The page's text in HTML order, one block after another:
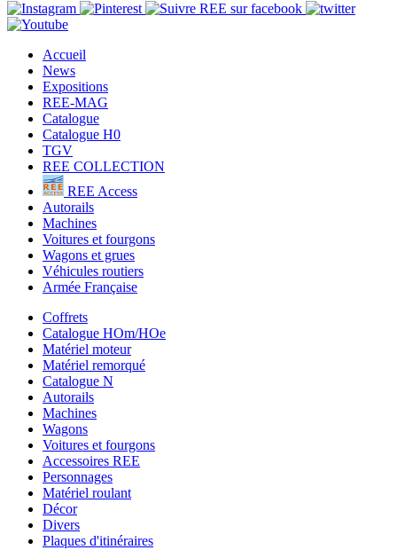
Accueil
News
Expositions
REE-MAG
Catalogue
Catalogue H0
TGV
REE COLLECTION
REE Access
Autorails
Machines
Voitures et fourgons
Wagons et grues
Véhicules routiers
Armée Française
Coffrets
Catalogue HOm/HOe
Matériel moteur
Matériel remorqué
Catalogue N
Autorails
Machines
Wagons
Voitures et fourgons
Accessoires REE
Personnages
Matériel roulant
Décor
Divers
Plaques d'itinéraires